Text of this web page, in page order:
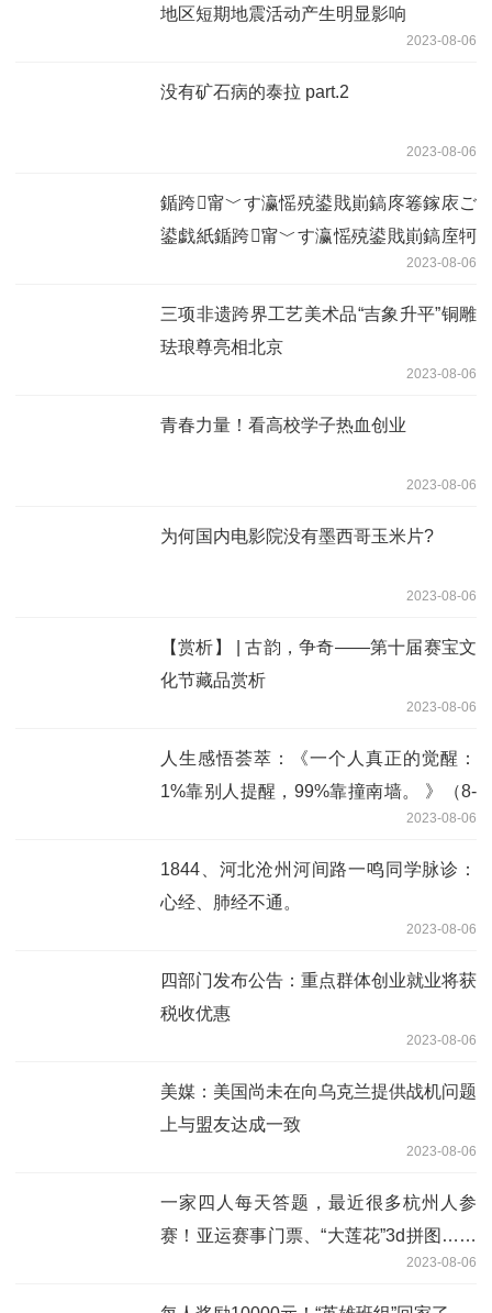
地区短期地震活动产生明显影响
2023-08-06
没有矿石病的泰拉 part.2
2023-08-06
鍎跨甯﹀す瀛愮殑鍙戝崱鎬庝箞鎵庡ご
鍙戯紙鍎跨甯﹀す瀛愮殑鍙戝崱鎬庢牱
2023-08-06
三项非遗跨界工艺美术品“吉象升平”铜雕
珐琅尊亮相北京
2023-08-06
青春力量！看高校学子热血创业
2023-08-06
为何国内电影院没有墨西哥玉米片?
2023-08-06
【赏析】 | 古韵，争奇——第十届赛宝文
化节藏品赏析
2023-08-06
人生感悟荟萃：《一个人真正的觉醒：
1%靠别人提醒，99%靠撞南墙。 》​（8-
2023-08-06
1844、河北沧州河间路一鸣同学脉诊：
心经、肺经不通。
2023-08-06
四部门发布公告：重点群体创业就业将获
税收优惠
2023-08-06
美媒：美国尚未在向乌克兰提供战机问题
上与盟友达成一致
2023-08-06
一家四人每天答题，最近很多杭州人参
赛！亚运赛事门票、“大莲花”3d拼图……
2023-08-06